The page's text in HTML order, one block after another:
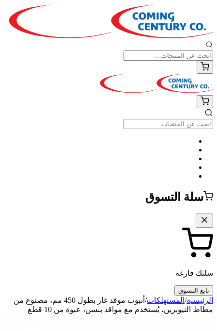
سلة التسوق
سلتك فارغة
تابع التسوق
الرئيسية/المستهلكات/
أنبوب موقد غاز بطول 450 مم، مصنوع من
مطاط النيوبرين، يُستخدم مع مواقد بنسن، عبوة من 10 قطع